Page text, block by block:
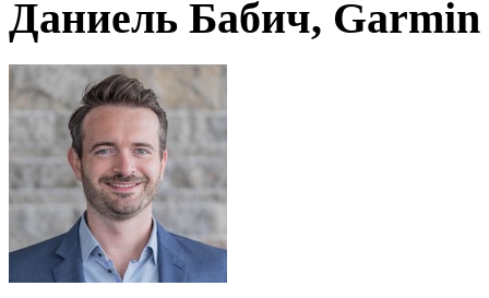
Даниель Бабич, Garmin